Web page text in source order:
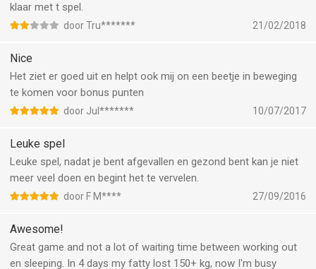
klaar met t spel.
door Tru******* 21/02/2018
Nice
Het ziet er goed uit en helpt ook mij on een beetje in beweging
te komen voor bonus punten
door Jul******* 10/07/2017
Leuke spel
Leuke spel, nadat je bent afgevallen en gezond bent kan je niet
meer veel doen en begint het te vervelen.
door F M**** 27/09/2016
Awesome!
Great game and not a lot of waiting time between working out
en sleeping. In 4 days my fatty lost 150+ kg, now I'm busy